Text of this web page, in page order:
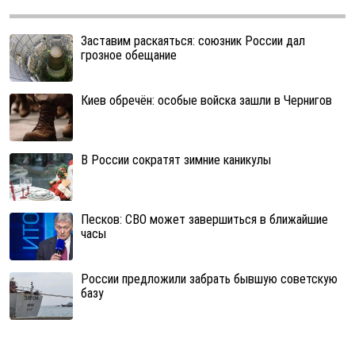
Заставим раскаяться: союзник России дал
грозное обещание
Киев обречён: особые войска зашли в Чернигов
В России сократят зимние каникулы
Песков: СВО может завершиться в ближайшие
часы
России предложили забрать бывшую советскую
базу